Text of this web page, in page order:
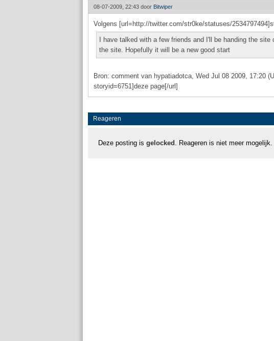
08-07-2009, 22:43 door Bitwiper
Volgens [url=http://twitter.com/str0ke/statuses/
I have talked with a few friends and I'll be handing the
the site. Hopefully it will be a new good start
Bron: comment van hypatiadotca, Wed Jul 08 2009, 17:20
storyid=6751]deze page[/url]
Reageren
Deze posting is gelocked . Reageren is niet meer mogelijk.